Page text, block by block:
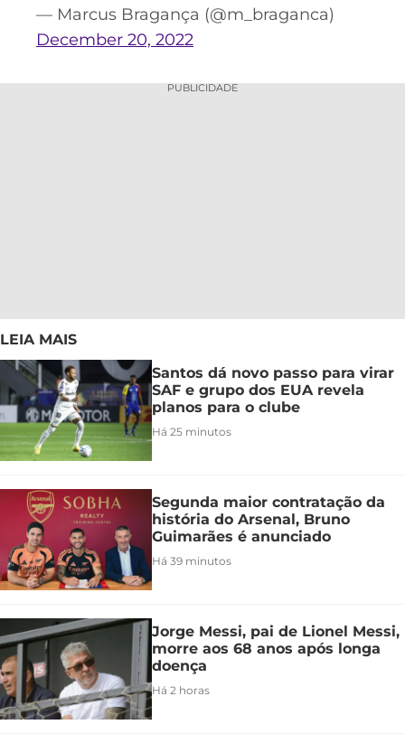
— Marcus Bragança (@m_braganca)
December 20, 2022
PUBLICIDADE
LEIA MAIS
Santos dá novo passo para virar
SAF e grupo dos EUA revela
planos para o clube
Há 25 minutos
Segunda maior contratação da
história do Arsenal, Bruno
Guimarães é anunciado
Há 39 minutos
Jorge Messi, pai de Lionel Messi,
morre aos 68 anos após longa
doença
Há 2 horas